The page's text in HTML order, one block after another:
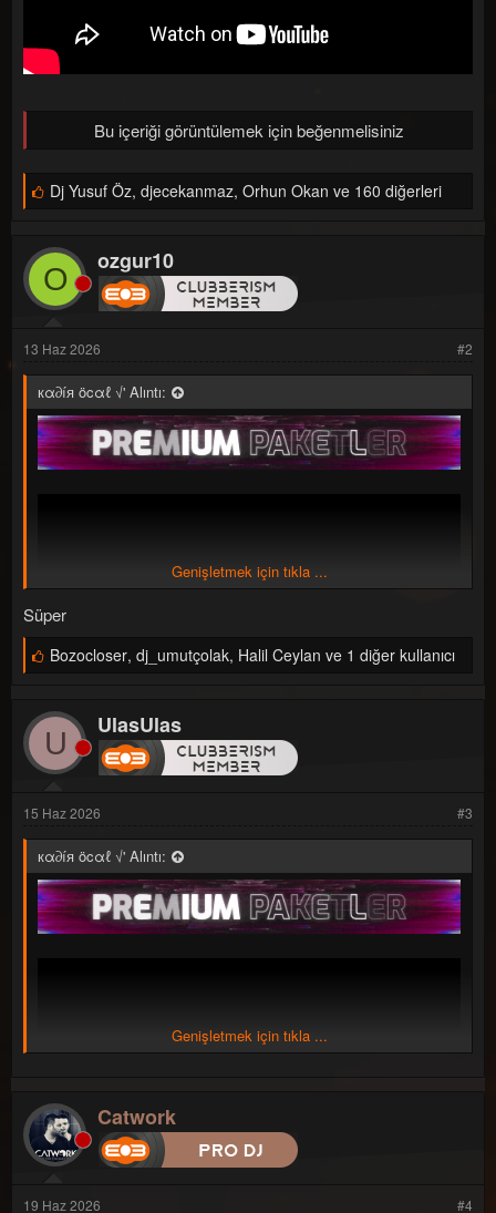
Bu içeriği görüntülemek için beğenmelisiniz
B
n
i
l
e
r
:
Dj Yusuf Öz, djecekanmaz, Orhun Okan ve 160 diğerleri
O
ozgur10
13 Haz 2026 #2
кα∂íя öcαℓ √' Alıntı:
[Gizli içerik]
Genişletmek için tıkla ...
Süper
B
n
l
e
r
:
Bozocloser, dj_umutçolak, Halil Ceylan ve 1 diğer kullanıcı
U
UlasUlas
15 Haz 2026 #3
кα∂íя öcαℓ √' Alıntı:
Genişletmek için tıkla ...
Catwork
19 Haz 2026 #4